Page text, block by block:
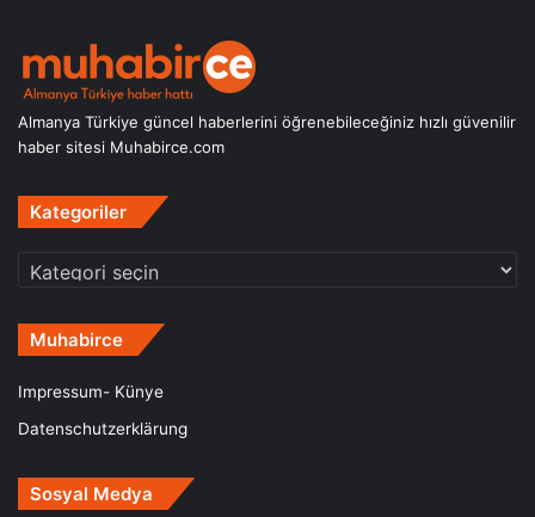
Almanya Türkiye güncel haberlerini öğrenebileceğiniz hızlı güvenilir
haber sitesi Muhabirce.com
Kategoriler
Kategoriler
Muhabirce
Impressum- Künye
Datenschutzerklärung
Sosyal Medya